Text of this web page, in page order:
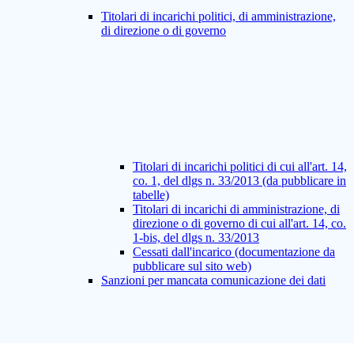
Titolari di incarichi politici, di amministrazione,
di direzione o di governo
Titolari di incarichi politici di cui all'art. 14,
co. 1, del dlgs n. 33/2013 (da pubblicare in
tabelle)
Titolari di incarichi di amministrazione, di
direzione o di governo di cui all'art. 14, co.
1-bis, del dlgs n. 33/2013
Cessati dall'incarico (documentazione da
pubblicare sul sito web)
Sanzioni per mancata comunicazione dei dati